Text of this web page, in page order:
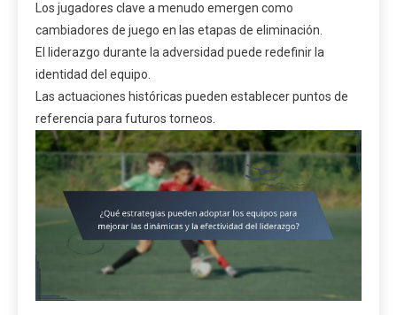
Los jugadores clave a menudo emergen como
cambiadores de juego en las etapas de eliminación.
El liderazgo durante la adversidad puede redefinir la
identidad del equipo.
Las actuaciones históricas pueden establecer puntos de
referencia para futuros torneos.